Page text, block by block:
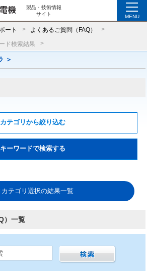
製品・技術情報
サイト
MENU
ート よくあるご質問（FAQ）
ド検索結果
＞
カテゴリから絞り込む
キーワードで検索する
テゴリ選択の結果一覧
）一覧